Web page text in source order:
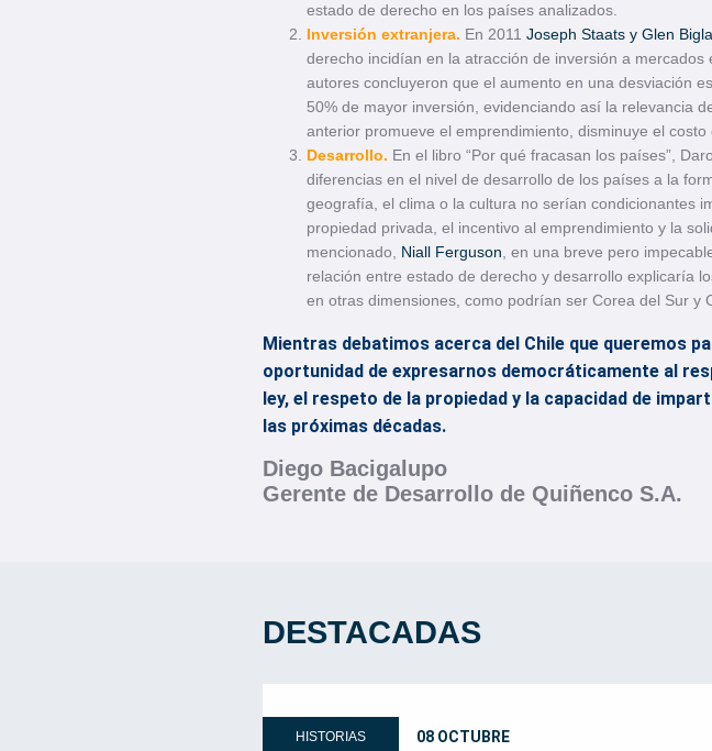
estado de derecho en los países analizados.
Inversión extranjera. En 2011 Joseph Staats y Glen
derecho incidían en la atracción de inversión a
autores concluyeron que el aumento en una desviación
50% de mayor inversión, evidenciando así la relevancia
anterior promueve el emprendimiento, disminuye el
Desarrollo. En el libro “Por qué fracasan los países”,
diferencias en el nivel de desarrollo de los países a la
geografía, el clima o la cultura no serían condicionantes
propiedad privada, el incentivo al emprendimiento y la
mencionado, Niall Ferguson , en una breve pero
relación entre estado de derecho y desarrollo explicaría
en otras dimensiones, como podrían ser Corea del Sur y
Mientras debatimos acerca del Chile que queremos
oportunidad de expresarnos democráticamente al
ley, el respeto de la propiedad y la capacidad de
las próximas décadas.
Diego Bacigalupo
Gerente de Desarrollo de Quiñenco S.A.
DESTACADAS
HISTORIAS 08 OCTUBRE